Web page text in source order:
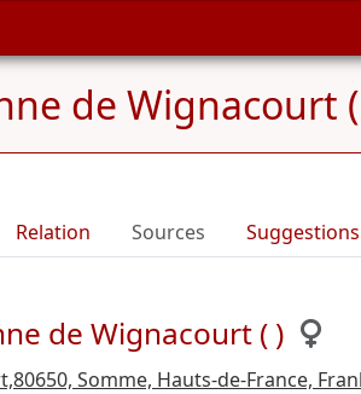
de Wignacourt
Relation Sources Suggestions
de Wignacourt ( )
Somme, Hauts-de-France,